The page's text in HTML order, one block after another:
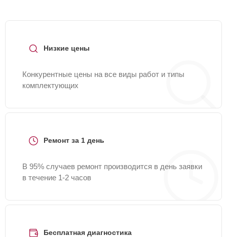
Низкие цены
Конкурентные цены на все виды работ и типы
комплектующих
Ремонт за 1 день
В 95% случаев ремонт производится в день заявки
в течение 1-2 часов
Бесплатная диагностика